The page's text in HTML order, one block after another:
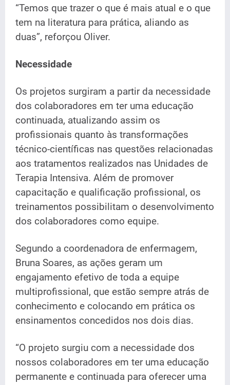
“Temos que trazer o que é mais atual e o que
tem na literatura para prática, aliando as
duas”, reforçou Oliver.
Necessidade
Os projetos surgiram a partir da necessidade
dos colaboradores em ter uma educação
continuada, atualizando assim os
profissionais quanto às transformações
técnico-científicas nas questões relacionadas
aos tratamentos realizados nas Unidades de
Terapia Intensiva. Além de promover
capacitação e qualificação profissional, os
treinamentos possibilitam o desenvolvimento
dos colaboradores como equipe.
Segundo a coordenadora de enfermagem,
Bruna Soares, as ações geram um
engajamento efetivo de toda a equipe
multiprofissional, que estão sempre atrás de
conhecimento e colocando em prática os
ensinamentos concedidos nos dois dias.
“O projeto surgiu com a necessidade dos
nossos colaboradores em ter uma educação
permanente e continuada para oferecer uma